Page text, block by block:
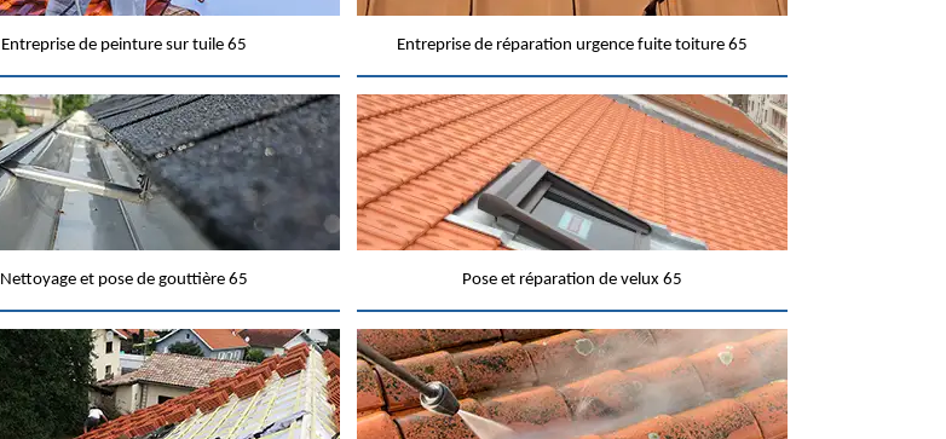
Entreprise de peinture sur tuile 65 Entreprise de réparation urgence fuite toiture 65
Nettoyage et pose de gouttière 65 Pose et réparation de velux 65